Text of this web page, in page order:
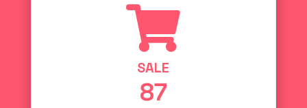

SALE
87